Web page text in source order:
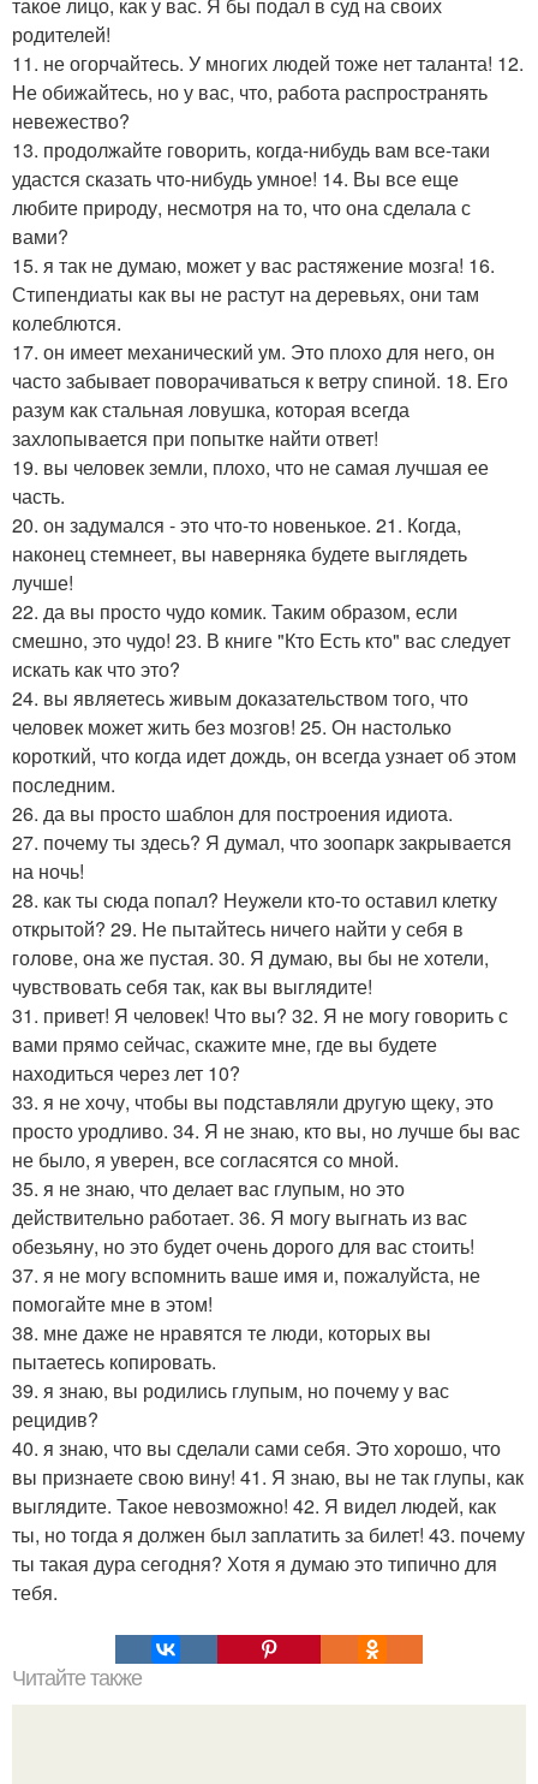
родителей!
11. не огорчайтесь. У многих людей тоже нет таланта! 12.
Не обижайтесь, но у вас, что, работа распространять
невежество?
13. продолжайте говорить, когда-нибудь вам все-таки
удастся сказать что-нибудь умное! 14. Вы все еще
любите природу, несмотря на то, что она сделала с
вами?
15. я так не думаю, может у вас растяжение мозга! 16.
Стипендиаты как вы не растут на деревьях, они там
колеблются.
17. он имеет механический ум. Это плохо для него, он
часто забывает поворачиваться к ветру спиной. 18. Его
разум как стальная ловушка, которая всегда
захлопывается при попытке найти ответ!
19. вы человек земли, плохо, что не самая лучшая ее
часть.
20. он задумался - это что-то новенькое. 21. Когда,
наконец стемнеет, вы наверняка будете выглядеть
лучше!
22. да вы просто чудо комик. Таким образом, если
смешно, это чудо! 23. В книге "Кто Есть кто" вас следует
искать как что это?
24. вы являетесь живым доказательством того, что
человек может жить без мозгов! 25. Он настолько
короткий, что когда идет дождь, он всегда узнает об этом
последним.
26. да вы просто шаблон для построения идиота.
27. почему ты здесь? Я думал, что зоопарк закрывается
на ночь!
28. как ты сюда попал? Неужели кто-то оставил клетку
открытой? 29. Не пытайтесь ничего найти у себя в
голове, она же пустая. 30. Я думаю, вы бы не хотели,
чувствовать себя так, как вы выглядите!
31. привет! Я человек! Что вы? 32. Я не могу говорить с
вами прямо сейчас, скажите мне, где вы будете
находиться через лет 10?
33. я не хочу, чтобы вы подставляли другую щеку, это
просто уродливо. 34. Я не знаю, кто вы, но лучше бы вас
не было, я уверен, все согласятся со мной.
35. я не знаю, что делает вас глупым, но это
действительно работает. 36. Я могу выгнать из вас
обезьяну, но это будет очень дорого для вас стоить!
37. я не могу вспомнить ваше имя и, пожалуйста, не
помогайте мне в этом!
38. мне даже не нравятся те люди, которых вы
пытаетесь копировать.
39. я знаю, вы родились глупым, но почему у вас
рецидив?
40. я знаю, что вы сделали сами себя. Это хорошо, что
вы признаете свою вину! 41. Я знаю, вы не так глупы, как
выглядите. Такое невозможно! 42. Я видел людей, как
ты, но тогда я должен был заплатить за билет! 43. почему
ты такая дура сегодня? Хотя я думаю это типично для
тебя.
Читайте также